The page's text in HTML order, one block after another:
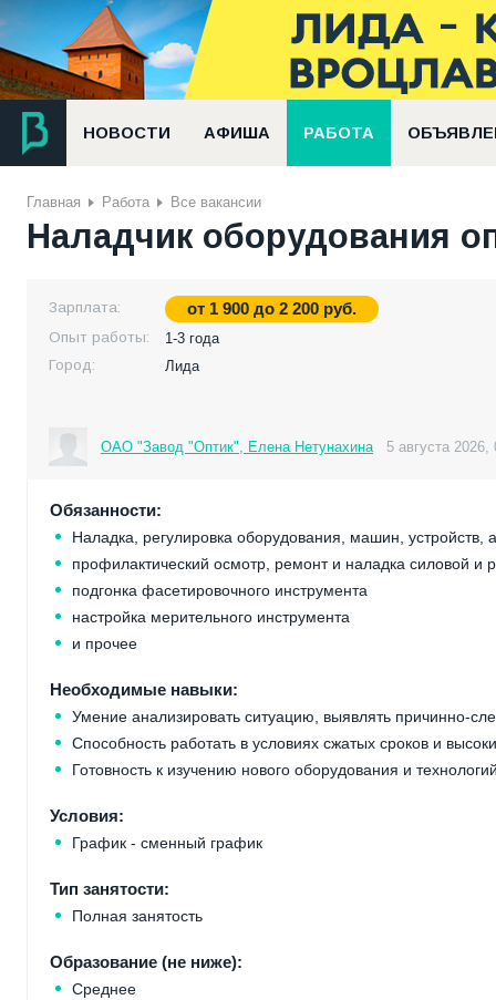
НОВОСТИ АФИША РАБОТА
Главная Работа Все вакансии
Наладчик оборудования
Зарплата: от 1 900до 2 200руб.
Опыт работы:
1-3 года
Город:
Лида
ОАО "Завод "Оптик", Елена Нетунахина 5 августа 2026,
Обязанности:
Наладка, регулировка оборудования, машин, устройств,
профилактический осмотр, ремонт и наладка силовой и
подгонка фасетировочного инструмента
настройка мерительного инструмента
и прочее
Необходимые навыки:
Умение анализировать ситуацию, выявлять причинно-
Способность работать в условиях сжатых сроков и
Готовность к изучению нового оборудования и
Условия:
График - сменный график
Тип занятости:
Полная занятость
Образование (не ниже):
Среднее